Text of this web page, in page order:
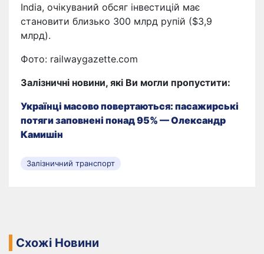
India, очікуваний обсяг інвестицій має
становити близько 300 млрд рупій ($3,9
млрд).
Фото: railwaygazette.com
Залізничні новини, які Ви могли пропустити:
Українці масово повертаються: пасажирські
потяги заповнені понад 95% — Олександр
Камишін
Залізничний транспорт
Схожі Новини